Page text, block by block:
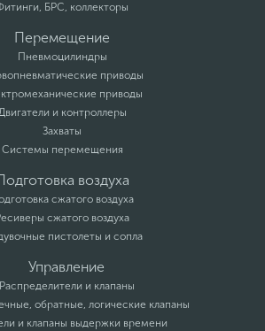
БРС, коллекторы
Перемещение
Пневмоцилиндры
приводы
приводы
и контроллеры
Захваты
Системы перемещения
воздуха
сжатого воздуха
сжатого воздуха
пистолеты и сопла
Управление
Распределители и клапаны
обратные, логические клапаны
и клапаны выдержки времени